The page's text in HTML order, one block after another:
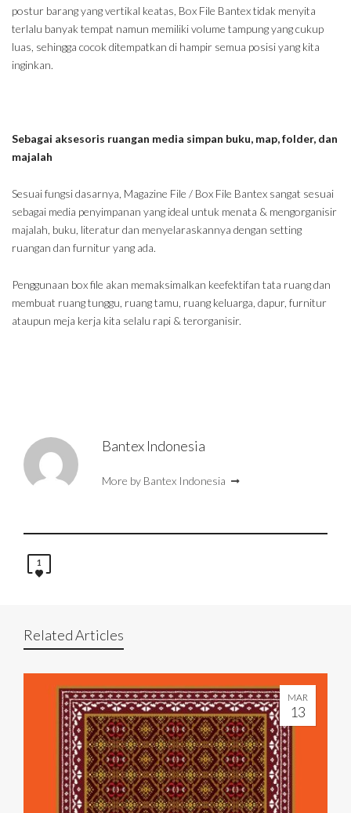
postur barang yang vertikal keatas, Box File Bantex tidak menyita
terlalu banyak tempat namun memiliki volume tampung yang cukup
luas, sehingga cocok ditempatkan di hampir semua posisi yang kita
inginkan.
Sebagai aksesoris ruangan media simpan buku, map, folder, dan
majalah
Sesuai fungsi dasarnya, Magazine File / Box File Bantex sangat sesuai
sebagai media penyimpanan yang ideal untuk menata & mengorganisir
majalah, buku, literatur dan menyelaraskannya dengan setting
ruangan dan furnitur yang ada.
Penggunaan box file akan memaksimalkan keefektifan tata ruang dan
membuat ruang tunggu, ruang tamu, ruang keluarga, dapur, furnitur
ataupun meja kerja kita selalu rapi & terorganisir.
Bantex Indonesia
More by Bantex Indonesia
1
Related Articles
MAR
13